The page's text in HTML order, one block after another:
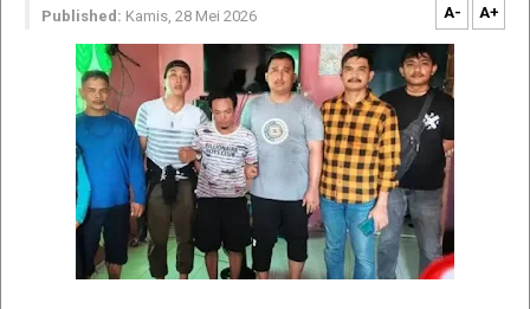
Published: Kamis, 28 Mei 2026 A- A+